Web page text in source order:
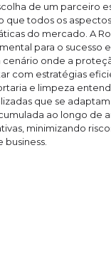
de um parceiro
que todos os
do mercado. A
para o sucesso
onde a
com estratégias
e limpeza
que se
ao longo de
minimizando